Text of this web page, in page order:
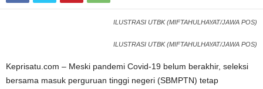
ILUSTRASI UTBK (MIFTAHULHAYAT/JAWA POS)
ILUSTRASI UTBK (MIFTAHULHAYAT/JAWA POS)
Keprisatu.com – Meski pandemi Covid-19 belum berakhir, seleksi
bersama masuk perguruan tinggi negeri (SBMPTN) tetap